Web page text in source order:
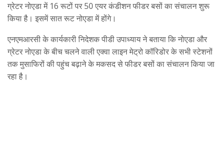
ग्रेटर नोएडा में 16 रूटों पर 50 एयर कंडीशन फीडर बसों का संचालन शुरू
किया है। इसमें सात रूट नोएडा में होंगे।
एनएमआरसी के कार्यकारी निदेशक पीडी उपाध्याय ने बताया कि नोएडा और
ग्रेटर नोएडा के बीच चलने वाली एक्वा लाइन मेट्रो कॉरिडोर के सभी स्टेशनों
तक मुसाफिरों की पहुंच बढ़ाने के मकसद से फीडर बसों का संचालन किया जा
रहा है।